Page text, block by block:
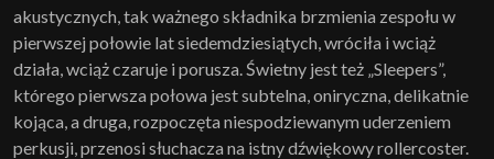
akustycznych, tak ważnego składnika brzmienia zespołu w
pierwszej połowie lat siedemdziesiątych, wróciła i wciąż
działa, wciąż czaruje i porusza. Świetny jest też „Sleepers”,
którego pierwsza połowa jest subtelna, oniryczna, delikatnie
kojąca, a druga, rozpoczęta niespodziewanym uderzeniem
perkusji, przenosi słuchacza na istny dźwiękowy rollercoster.